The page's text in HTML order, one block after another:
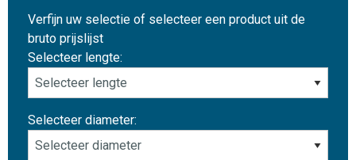
Verfijn uw selectie of selecteer een product uit de
bruto prijslijst
Selecteer lengte:
Selecteer diameter: